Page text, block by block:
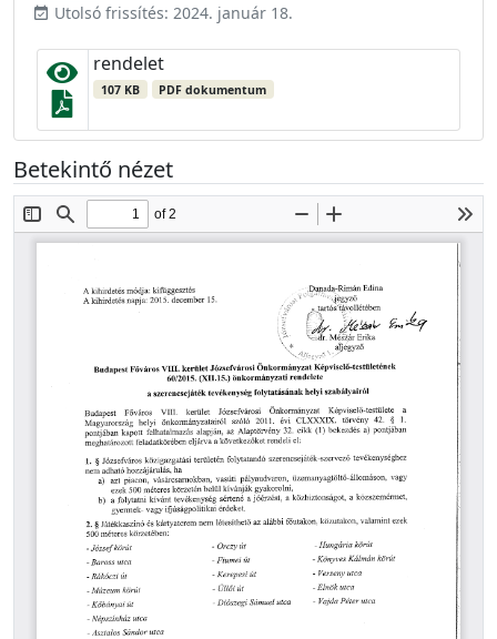
event_available Utolsó frissítés: 2024. január 18.
rendelet
107 KB PDF dokumentum
Betekintő nézet